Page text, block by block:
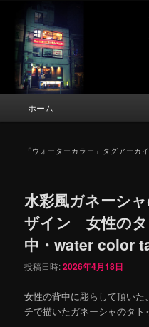
ン
ツ
東京 タトゥー
Bunny Tattoo
トゥー画像
タトゥーデザイン・画像の紹介
ホーム
「 ウォーターカラー 」タグアーカ
水彩風ガネーシ
ザイン 女性のタ
中・water color
投稿日時:2026年4月18日
女性の背中に彫らして頂い
チで描いたガネーシャのタト